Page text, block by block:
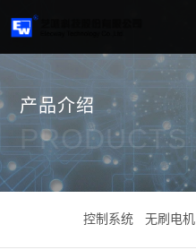
产品介绍
PRODUCTS
控制系统 无刷电机